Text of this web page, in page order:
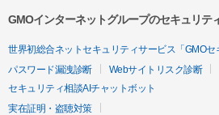
GMOインターネットグループのセキュリテ
世界初総合ネットセキュリティサービス「GMOセ
パスワード漏洩診断
Webサイトリスク診断
セキュリティ相談AIチャットボット
実在証明・盗聴対策